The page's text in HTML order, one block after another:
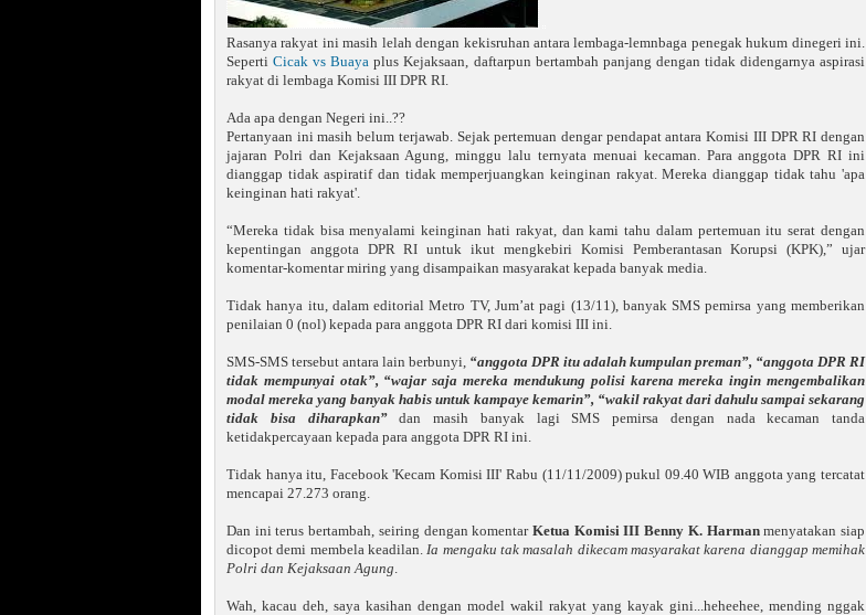
Rasanya rakyat ini masih lelah dengan kekisruhan antara lembaga-lemnbaga penegak hukum dinegeri ini.
SepertiCicak vs Buaya plus Kejaksaan, daftarpun bertambah panjang dengan tidak didengarnya aspirasi
rakyat di lembaga Komisi III DPR RI.
Ada apa dengan Negeri ini..??
Pertanyaan ini masih belum terjawab. Sejak pertemuan dengar pendapat antara Komisi III DPR RI dengan
jajaran Polri dan Kejaksaan Agung, minggu lalu ternyata menuai kecaman. Para anggota DPR RI ini
dianggap tidak aspiratif dan tidak memperjuangkan keinginan rakyat. Mereka dianggap tidak tahu 'apa
keinginan hati rakyat'.
“Mereka tidak bisa menyalami keinginan hati rakyat, dan kami tahu dalam pertemuan itu serat dengan
kepentingan anggota DPR RI untuk ikut mengkebiri Komisi Pemberantasan Korupsi (KPK),” ujar
komentar-komentar miring yang disampaikan masyarakat kepada banyak media.
Tidak hanya itu, dalam editorial Metro TV, Jum’at pagi (13/11), banyak SMS pemirsa yang memberikan
penilaian 0 (nol) kepada para anggota DPR RI dari komisi III ini.
SMS-SMS tersebut antara lain berbunyi, “anggota DPR itu adalah kumpulan preman”, “anggota DPR RI
tidak mempunyai otak”, “wajar saja mereka mendukung polisi karena mereka ingin mengembalikan
modal mereka yang banyak habis untuk kampaye kemarin”, “wakil rakyat dari dahulu sampai sekarang
tidak bisa diharapkan”dan masih banyak lagi SMS pemirsa dengan nada kecaman tanda
ketidakpercayaan kepada para anggota DPR RI ini.
Tidak hanya itu, Facebook 'Kecam Komisi III' Rabu (11/11/2009) pukul 09.40 WIB anggota yang tercatat
mencapai 27.273 orang.
Dan ini terus bertambah, seiring dengan komentar Ketua Komisi III Benny K. Harmanmenyatakan siap
dicopot demi membela keadilan.Ia mengaku tak masalah dikecam masyarakat karena dianggap memihak
Polri dan Kejaksaan Agung.
Wah, kacau deh, saya kasihan dengan model wakil rakyat yang kayak gini...heheehee, mending nggak